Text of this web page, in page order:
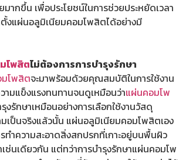
มากขึ้น เพื่อประโยชน์ในการช่วยประหยัดเวลา
ตั้งแผ่นอลูมิเนียมคอมโพสิตได้อย่างมี
โพสิตไม่ต้องการการบำรุงรักษา
โพสิตจะมาพร้อมด้วยคุณสมบัติในการใช้งาน
ามแข็งแรงทนทานจนดูเหมือนว่าแผ่นคอมโพ
งรักษาเหมือนอย่างการเลือกใช้งานวัสดุ
มเป็นจริงแล้วนั้น แผ่นอลูมิเนียมคอมโพสิตเอง
ทำความสะอาดสิ่งสกปรกที่เกาะอยู่บนพื้นผิว
ช่นเดียวกัน แต่ทว่าการบำรุงรักษาแผ่นคอมโพ